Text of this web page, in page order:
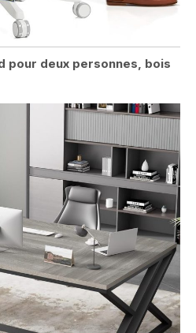
pour deux personnes, bois